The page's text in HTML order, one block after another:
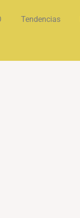
Tendencias